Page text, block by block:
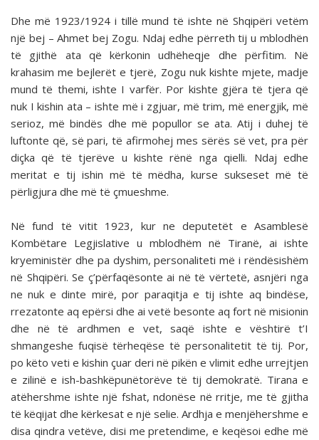
Dhe më 1923/1924 i tillë mund të ishte në Shqipëri vetëm
një bej – Ahmet bej Zogu. Ndaj edhe përreth tij u mblodhën
të gjithë ata që kërkonin udhëheqje dhe përfitim. Në
krahasim me bejlerët e tjerë, Zogu nuk kishte mjete, madje
mund të themi, ishte I varfër. Por kishte gjëra të tjera që
nuk I kishin ata – ishte më i zgjuar, më trim, më energjik, më
serioz, më bindës dhe më popullor se ata. Atij i duhej të
luftonte që, së pari, të afirmohej mes sërës së vet, pra për
diçka që të tjerëve u kishte rënë nga qielli. Ndaj edhe
meritat e tij ishin më të mëdha, kurse sukseset më të
përligjura dhe më të çmueshme.
Në fund të vitit 1923, kur ne deputetët e Asamblesë
Kombëtare Legjislative u mblodhëm në Tiranë, ai ishte
kryeministër dhe pa dyshim, personaliteti më i rëndësishëm
në Shqipëri. Se ç’përfaqësonte ai në të vërtetë, asnjëri nga
ne nuk e dinte mirë, por paraqitja e tij ishte aq bindëse,
rrezatonte aq epërsi dhe ai vetë besonte aq fort në misionin
dhe në të ardhmen e vet, saqë ishte e vështirë t’I
shmangeshe fuqisë tërheqëse të personalitetit të tij. Por,
po këto veti e kishin çuar deri në pikën e vlimit edhe urrejtjen
e zilinë e ish-bashkëpunëtorëve të tij demokratë. Tirana e
atëhershme ishte një fshat, ndonëse në rritje, me të gjitha
të këqijat dhe kërkesat e një selie. Ardhja e menjëhershme e
disa qindra vetëve, disi me pretendime, e keqësoi edhe më